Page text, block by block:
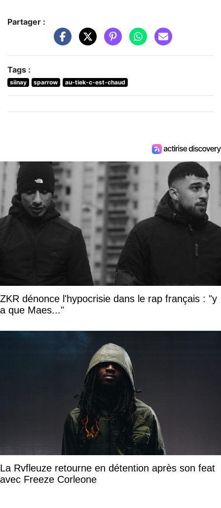
Partager :
Tags :
siinay sparrow au-tiek-c-est-chaud
ZKR dénonce l'hypocrisie dans le rap français : "y
a que Maes..."
La Rvfleuze retourne en détention après son feat
avec Freeze Corleone